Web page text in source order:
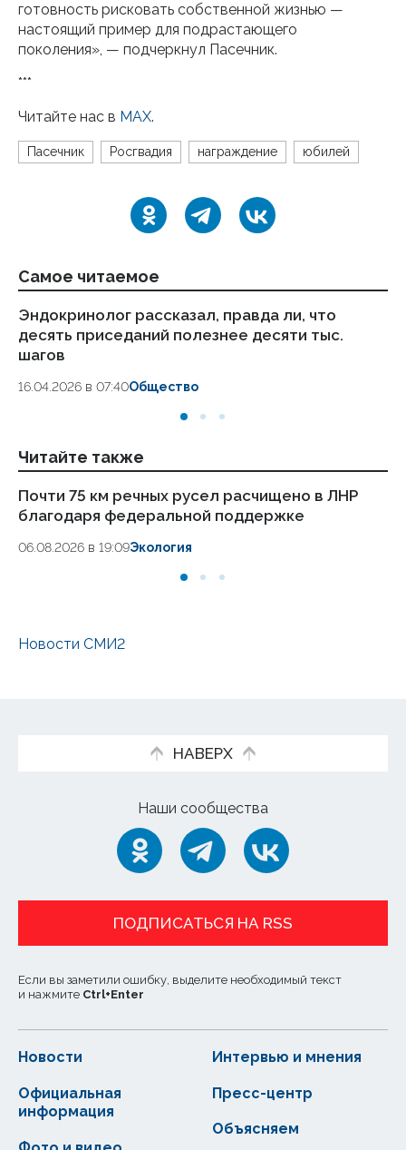
готовность рисковать собственной жизнью —
настоящий пример для подрастающего
поколения», — подчеркнул Пасечник.
***
Читайте нас в MAX.
Пасечник Росгвадия награждение юбилей
Самое читаемое
Эндокринолог рассказал, правда ли, что
десять приседаний полезнее десяти тыс.
шагов
16.04.2026 в 07:40Общество
Читайте также
Почти 75 км речных русел расчищено в ЛНР
благодаря федеральной поддержке
06.08.2026 в 19:09Экология
Новости СМИ2
НАВЕРХ
Наши сообщества
ПОДПИСАТЬСЯ НА RSS
Если вы заметили ошибку, выделите необходимый текст
и нажмите Ctrl+Enter
Новости
Официальная
информация
Интервью и мнения
Пресс-центр
Объясняем